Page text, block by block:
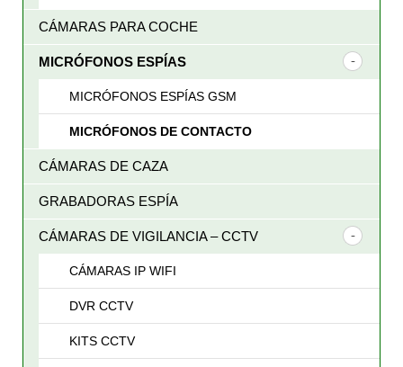
CÁMARAS PARA COCHE
MICRÓFONOS ESPÍAS
MICRÓFONOS ESPÍAS GSM
MICRÓFONOS DE CONTACTO
CÁMARAS DE CAZA
GRABADORAS ESPÍA
CÁMARAS DE VIGILANCIA – CCTV
CÁMARAS IP WIFI
DVR CCTV
KITS CCTV